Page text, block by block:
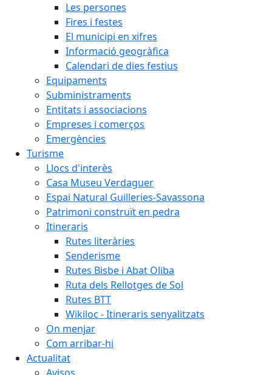
Les persones
Fires i festes
El municipi en xifres
Informació geogràfica
Calendari de dies festius
Equipaments
Subministraments
Entitats i associacions
Empreses i comerços
Emergències
Turisme
Llocs d'interès
Casa Museu Verdaguer
Espai Natural Guilleries-Savassona
Patrimoni construït en pedra
Itineraris
Rutes literàries
Senderisme
Rutes Bisbe i Abat Oliba
Ruta dels Rellotges de Sol
Rutes BTT
Wikiloc - Itineraris senyalitzats
On menjar
Com arribar-hi
Actualitat